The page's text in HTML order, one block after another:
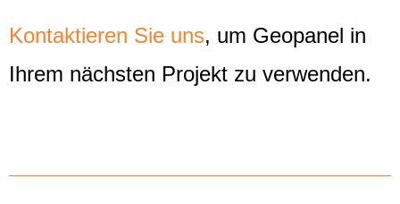
Kontaktieren Sie uns, um Geopanel in
Ihrem nächsten Projekt zu verwenden.